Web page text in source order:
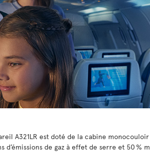
A321LR est doté de la cabine
de gaz à effet de serre et 50 %